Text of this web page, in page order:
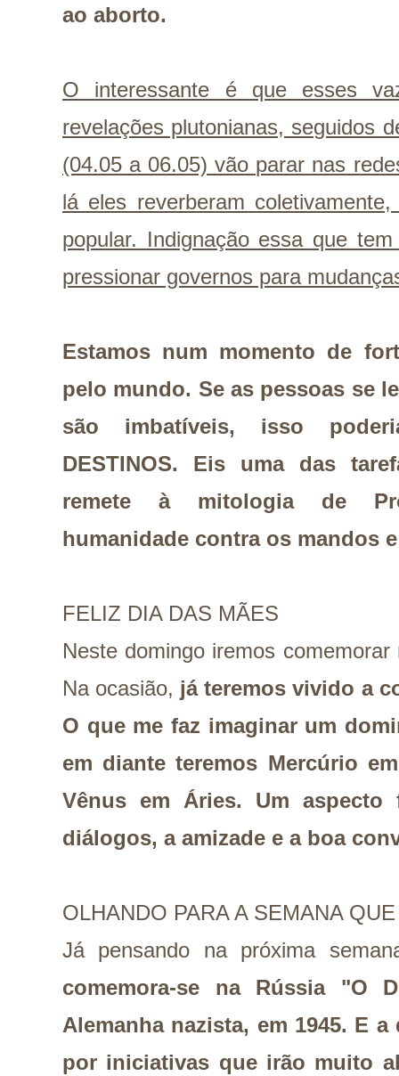
ao aborto.
O interessante é que esses
revelações plutonianas, seguidos
(04.05 a 06.05) vão parar nas
lá eles reverberam
popular. Indignação essa que
pressionar governos para
Estamos num momento de
pelo mundo. Se as pessoas se
são imbatíveis, isso
DESTINOS. Eis uma das
remete à mitologia de
humanidade contra os mandos
FELIZ DIA DAS MÃES
Neste domingo iremos
Na ocasião, já teremos vivido a
O que me faz imaginar um
em diante teremos Mercúrio
Vênus em Áries. Um aspecto
diálogos, a amizade e a boa
OLHANDO PARA A SEMANA
Já pensando na próxima
comemora-se na Rússia "O
Alemanha nazista, em 1945. E a
por iniciativas que irão muito